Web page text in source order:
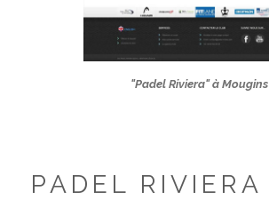
"Padel Riviera" à Mougins
PADEL RIVIERA